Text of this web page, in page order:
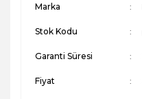
Marka
Stok Kodu
Garanti Süresi
Fiyat